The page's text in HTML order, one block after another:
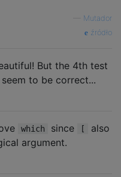
Mutador
źródło
But the 4th test
to be correct...
which since [
also
argument.